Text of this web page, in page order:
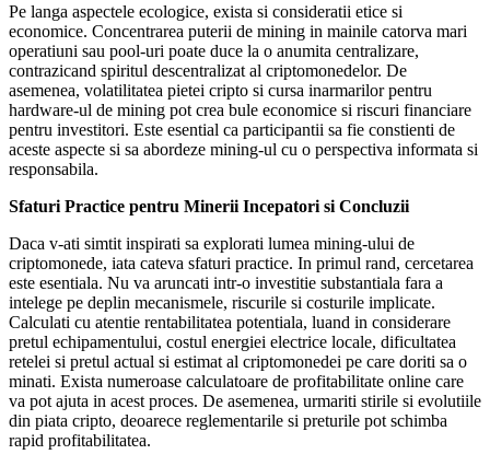
Pe langa aspectele ecologice, exista si consideratii etice si
economice. Concentrarea puterii de mining in mainile catorva mari
operatiuni sau pool-uri poate duce la o anumita centralizare,
contrazicand spiritul descentralizat al criptomonedelor. De
asemenea, volatilitatea pietei cripto si cursa inarmarilor pentru
hardware-ul de mining pot crea bule economice si riscuri financiare
pentru investitori. Este esential ca participantii sa fie constienti de
aceste aspecte si sa abordeze mining-ul cu o perspectiva informata si
responsabila.
Sfaturi Practice pentru Minerii Incepatori si Concluzii
Daca v-ati simtit inspirati sa explorati lumea mining-ului de
criptomonede, iata cateva sfaturi practice. In primul rand, cercetarea
este esentiala. Nu va aruncati intr-o investitie substantiala fara a
intelege pe deplin mecanismele, riscurile si costurile implicate.
Calculati cu atentie rentabilitatea potentiala, luand in considerare
pretul echipamentului, costul energiei electrice locale, dificultatea
retelei si pretul actual si estimat al criptomonedei pe care doriti sa o
minati. Exista numeroase calculatoare de profitabilitate online care
va pot ajuta in acest proces. De asemenea, urmariti stirile si evolutiile
din piata cripto, deoarece reglementarile si preturile pot schimba
rapid profitabilitatea.